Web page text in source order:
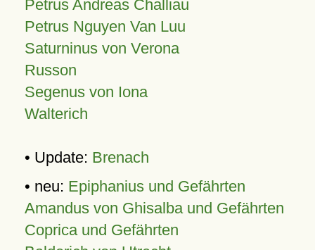
Petrus Andreas Challiau
Petrus Nguyen Van Luu
Saturninus von Verona
Russon
Segenus von Iona
Walterich
• Update: Brenach
• neu: Epiphanius und Gefährten
Amandus von Ghisalba und Gefährten
Coprica und Gefährten